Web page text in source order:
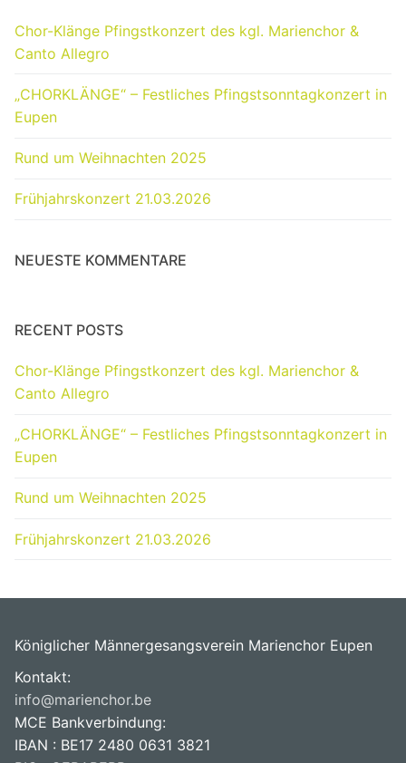
Chor-Klänge Pfingstkonzert des kgl. Marienchor &
Canto Allegro
„CHORKLÄNGE“ – Festliches Pfingstsonntagkonzert in
Eupen
Rund um Weihnachten 2025
Frühjahrskonzert 21.03.2026
NEUESTE KOMMENTARE
RECENT POSTS
Chor-Klänge Pfingstkonzert des kgl. Marienchor &
Canto Allegro
„CHORKLÄNGE“ – Festliches Pfingstsonntagkonzert in
Eupen
Rund um Weihnachten 2025
Frühjahrskonzert 21.03.2026
Königlicher Männergesangsverein Marienchor Eupen
Kontakt:
info@marienchor.be
MCE Bankverbindung:
IBAN : BE17 2480 0631 3821